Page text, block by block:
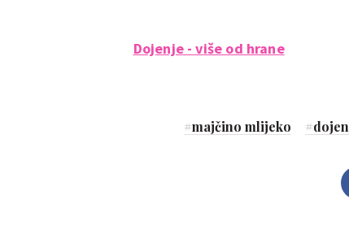
Dojenje - više od hrane
#majčino mlijeko #